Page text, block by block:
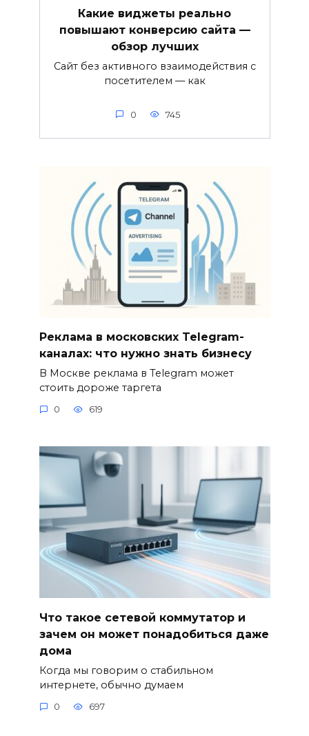
Какие виджеты реально
повышают конверсию сайта —
обзор лучших
Сайт без активного взаимодействия с
посетителем — как
0 745
Реклама в московских Telegram-
каналах: что нужно знать бизнесу
В Москве реклама в Telegram может
стоить дороже таргета
0 619
Что такое сетевой коммутатор и
зачем он может понадобиться даже
дома
Когда мы говорим о стабильном
интернете, обычно думаем
0 697